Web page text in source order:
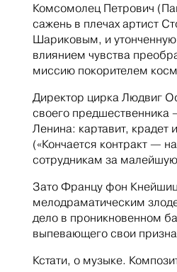
Комсомолец Петрович
сажень в плечах артист
Шариковым, и
влиянием чувства
миссию покорителем
Директор цирка Людвиг
своего предшественника
Ленина: картавит, крадет
(«Кончается контракт —
сотрудникам за
Зато Францу фон
мелодраматическим
дело в проникновенном
выпевающего свои
Кстати, о музыке.